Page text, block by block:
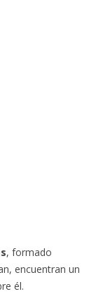
, formado
encuentran un
él.